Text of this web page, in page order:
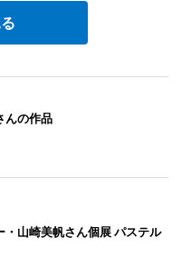
んの作品
山崎美帆さん個展 パステル